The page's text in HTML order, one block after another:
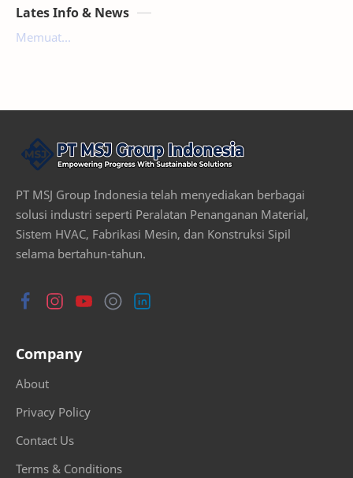
Lates Info & News
Memuat...
PT MSJ Group Indonesia telah menyediakan berbagai
solusi industri seperti Peralatan Penanganan Material,
Sistem HVAC, Fabrikasi Mesin, dan Konstruksi Sipil
selama bertahun-tahun.
Company
About
Privacy Policy
Contact Us
Terms & Conditions